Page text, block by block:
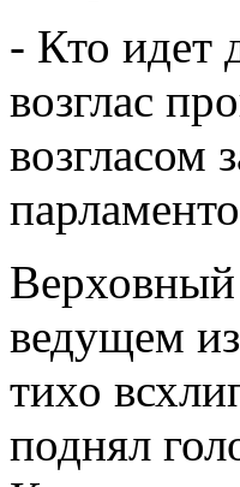
- Кто идет
возглас
возгласом
ведущем
тихо
поднял